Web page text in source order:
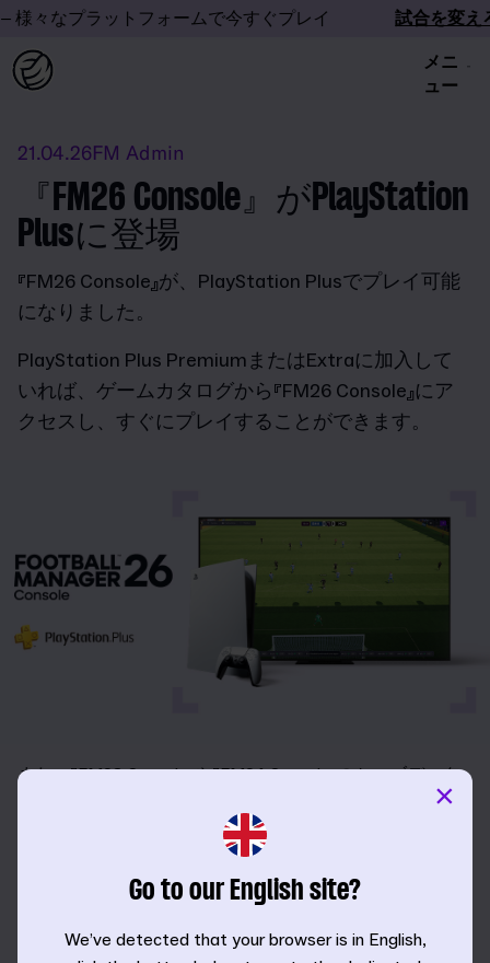
々なプラットフォームで今すぐプレイ
試合を変えろ
メニ
ュー
21.04.26FM Admin
『FM26 Console』がPlayStation
Plusに登場
『FM26 Console』が、 PlayStation Plusでプレイ可能
になりました。
PlayStation Plus PremiumまたはExtraに加入して
いれば、ゲームカタログから『FM26 Console』にア
クセスし、すぐにプレイすることができます。
また、『FM23 Console』や『FM24 Console』のセーブデータ
も引き継ぎ可能で、これまでのキャリアをそのまま続け
』ではシリーズ史上最多となる正式ライセンスのク
ラブ、リーグ、大会を収録し、XboxとPlayStation 5
クロスプレイにも対応しています。オンラインキャリア
で、自分の監督としての腕前を試してみましょう。
Go to our English site?
We’ve detected that your browser is in English,
×